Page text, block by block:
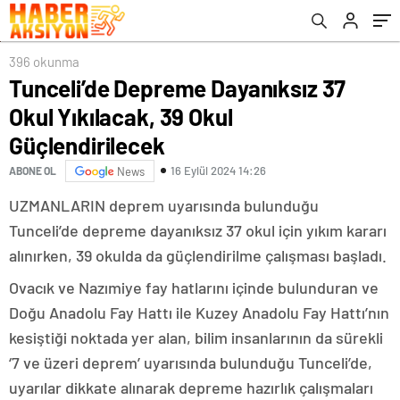
396 okunma
Tunceli’de Depreme Dayanıksız 37
Okul Yıkılacak, 39 Okul
Güçlendirilecek
ABONE OL News 16 Eylül 2024 14:26
UZMANLARIN deprem uyarısında bulunduğu
Tunceli’de depreme dayanıksız 37 okul için yıkım kararı
alınırken, 39 okulda da güçlendirilme çalışması başladı.
Ovacık ve Nazımiye fay hatlarını içinde bulunduran ve
Doğu Anadolu Fay Hattı ile Kuzey Anadolu Fay Hattı’nın
kesiştiği noktada yer alan, bilim insanlarının da sürekli
‘7 ve üzeri deprem’ uyarısında bulunduğu Tunceli’de,
uyarılar dikkate alınarak depreme hazırlık çalışmaları